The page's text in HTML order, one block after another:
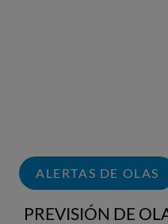
ALERTAS DE OLAS
PREVISIÓN DE